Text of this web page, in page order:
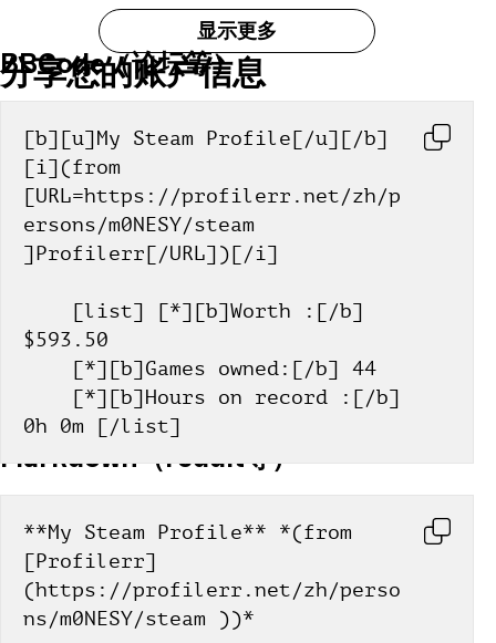
显示更多
分享您的账户信息
BBCode（论坛等）
[b][u]My Steam Profile[/u][/b]
[i](from
[URL=https://profilerr.net/zh/p
ersons/m0NESY/steam
]Profilerr[/URL])[/i]
$593.50
    [*][b]Games owned:[/b] 44
0h 0m [/list]
Markdown（reddit等）
**My Steam Profile** *(from
[Profilerr]
(https://profilerr.net/zh/perso
ns/m0NESY/steam ))*